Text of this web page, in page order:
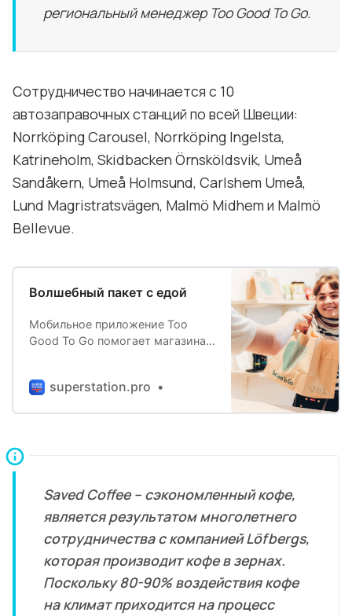
региональный менеджер Too Good To Go.
Сотрудничество начинается с 10
автозаправочных станций по всей Швеции:
Norrköping Carousel, Norrköping Ingelsta,
Katrineholm, Skidbacken Örnsköldsvik, Umeå
Sandåkern, Umeå Holmsund, Carlshem Umeå,
Lund Magristratsvägen, Malmö Midhem и Malmö
Bellevue.
Волшебный пакет с едой
Мобильное приложение Too
Good To Go помогает магазинам
продавать излишки готовой
а покупатели при это…
superstation.pro
Saved Coffee – сэкономленный кофе,
является результатом многолетнего
сотрудничества с компанией Löfbergs,
которая производит кофе в зернах.
Поскольку 80-90% воздействия кофе
на климат приходится на процесс